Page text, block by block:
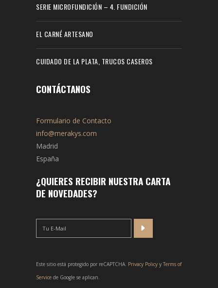
SERIE MICROFUNDICIÓN – 4. FUNDICIÓN
EL CARNÉ ARTESANO
CUIDADO DE LA PLATA, TRUCOS CASEROS
CONTÁCTANOS
Formulario de Contacto
info@merakys.com
Madrid
España
¿QUIERES RECIBIR NUESTRA CARTA
DE NOVEDADES?
Este sitio está protegido por reCAPTCHA. Privacy Policy y Terms of
Service de Google se aplican.